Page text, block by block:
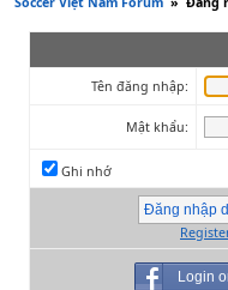
Tên đăng nhập:
Mật khẩu:
Ghi nhớ
Login